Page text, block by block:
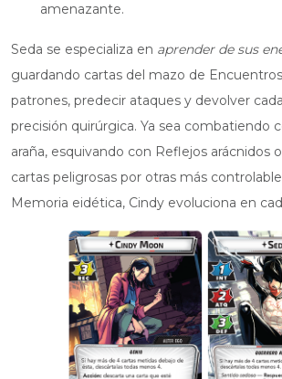
amenazante.
Seda se especializa en aprender de sus
guardando cartas del mazo de
patrones, predecir ataques y devolver
precisión quirúrgica. Ya sea combatiendo
araña, esquivando con Reflejos arácnidos
cartas peligrosas por otras más
Memoria eidética, Cindy evoluciona en